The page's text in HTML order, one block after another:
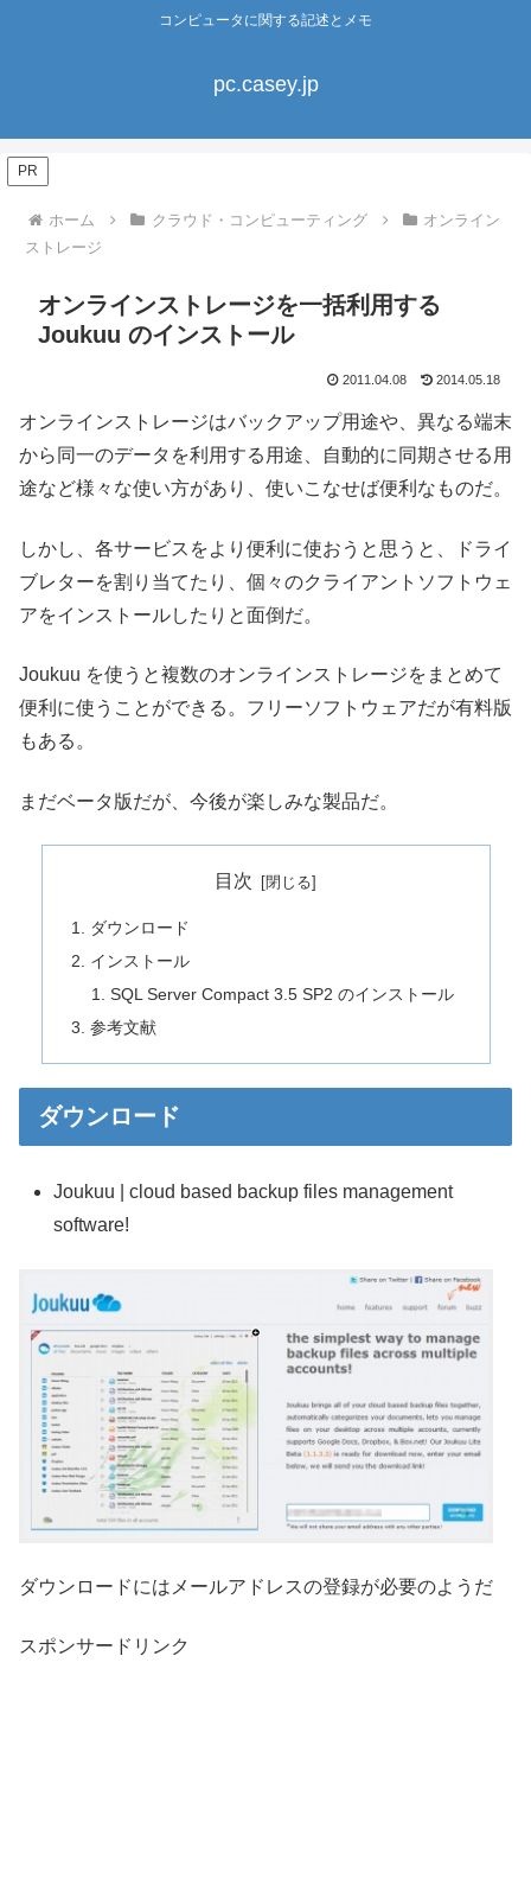
コンピュータに関する記述とメモ
pc.casey.jp
PR
ホーム クラウド・コンピューティング
オンライン
ストレージ
オンラインストレージを一括利用する
Joukuu のインストール
2011.04.08 2014.05.18
オンラインストレージはバックアップ用途や、異なる端末
から同一のデータを利用する用途、自動的に同期させる用
途など様々な使い方があり、使いこなせば便利なものだ。
しかし、各サービスをより便利に使おうと思うと、ドライ
ブレターを割り当てたり、個々のクライアントソフトウェ
アをインストールしたりと面倒だ。
Joukuu を使うと複数のオンラインストレージをまとめて
便利に使うことができる。フリーソフトウェアだが有料版
もある。
まだベータ版だが、今後が楽しみな製品だ。
目次
ダウンロード
インストール
SQL Server Compact 3.5 SP2 のインストール
参考文献
ダウンロード
Joukuu | cloud based backup files management
software!
ダウンロードにはメールアドレスの登録が必要のようだ
スポンサードリンク